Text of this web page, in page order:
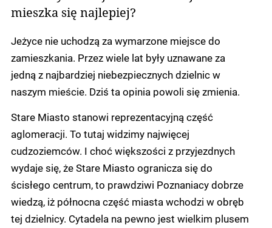
mieszka się najlepiej?
Jeżyce nie uchodzą za wymarzone miejsce do
zamieszkania. Przez wiele lat były uznawane za
jedną z najbardziej niebezpiecznych dzielnic w
naszym mieście. Dziś ta opinia powoli się zmienia.
Stare Miasto stanowi reprezentacyjną część
aglomeracji. To tutaj widzimy najwięcej
cudzoziemców. I choć większości z przyjezdnych
wydaje się, że Stare Miasto ogranicza się do
ścisłego centrum, to prawdziwi Poznaniacy dobrze
wiedzą, iż północna część miasta wchodzi w obręb
tej dzielnicy. Cytadela na pewno jest wielkim plusem